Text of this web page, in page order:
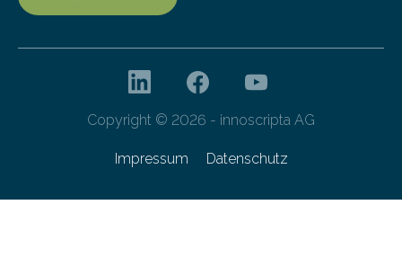
Copyright © 2026 - innoscripta AG
Impressum Datenschutz